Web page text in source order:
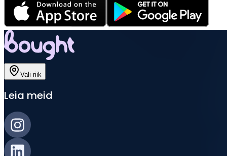
Vali riik
Leia meid